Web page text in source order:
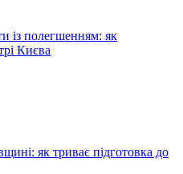
із полегшенням: як
Києва
як триває підготовка до